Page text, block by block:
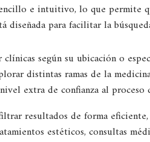
e intuitivo, lo que permite
diseñada para facilitar la
según su ubicación o
distintas ramas de la
extra de confianza al proceso
resultados de forma eficiente,
estéticos, consultas